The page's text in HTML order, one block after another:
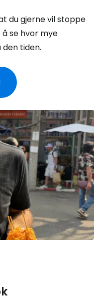
du gjerne vil stoppe
se hvor mye
tiden.